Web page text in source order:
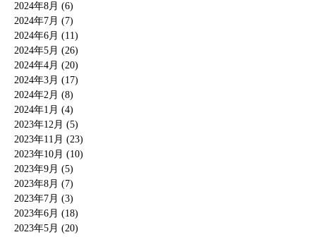
2024年8月 (6)
2024年7月 (7)
2024年6月 (11)
2024年5月 (26)
2024年4月 (20)
2024年3月 (17)
2024年2月 (8)
2024年1月 (4)
2023年12月 (5)
2023年11月 (23)
2023年10月 (10)
2023年9月 (5)
2023年8月 (7)
2023年7月 (3)
2023年6月 (18)
2023年5月 (20)